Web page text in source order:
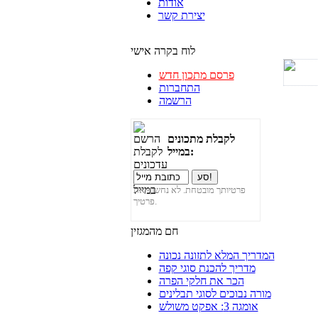
אודות
יצירת קשר
לוח בקרה אישי
פרסם מתכון חדש
התחברות
הרשמה
לקבלת מתכונים
במייל:
פרטיותך מובטחת. לא נחשוף את
פרטיך.
חם מהמגזין
המדריך המלא לתזונה נכונה
מדריך להכנת סוגי קפה
הכר את חלקי הפרה
מורה נבוכים לסוגי תבלינים
אומגה 3: אפקט משולש